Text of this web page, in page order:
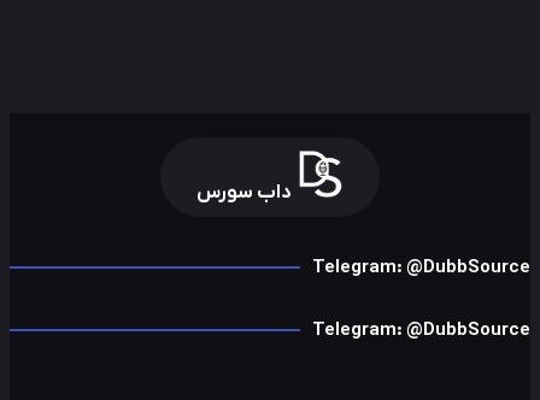
داب سورس
Telegram: @DubbSource
Telegram: @DubbSource